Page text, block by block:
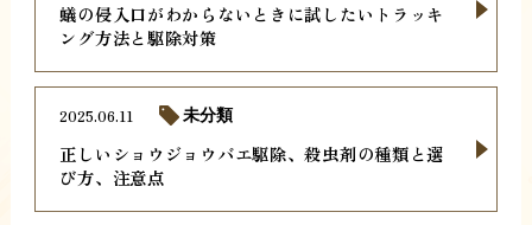
蟻の侵入口がわからないときに試したいトラッキ
ング方法と駆除対策
正しいショウジョウバエ駆除、殺虫剤の種類と選
び方、注意点
2025.06.11 未分類